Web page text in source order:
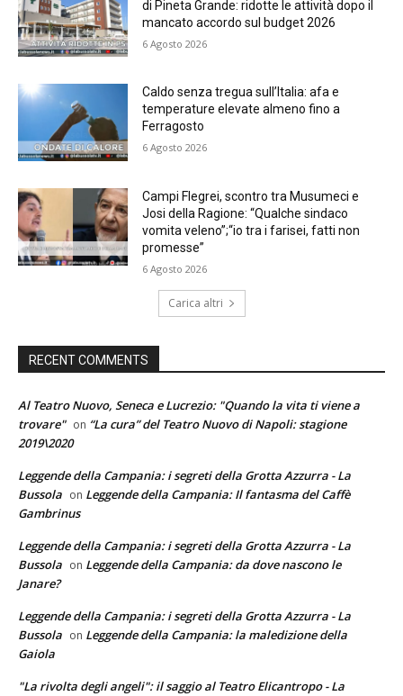
di Pineta Grande: ridotte le attività dopo il
mancato accordo sul budget 2026
6 Agosto 2026
Caldo senza tregua sull’Italia: afa e
temperature elevate almeno fino a
Ferragosto
6 Agosto 2026
Campi Flegrei, scontro tra Musumeci e
Josi della Ragione: “Qualche sindaco
vomita veleno”;“io tra i farisei, fatti non
promesse”
6 Agosto 2026
Carica altri
RECENT COMMENTS
Al Teatro Nuovo, Seneca e Lucrezio: "Quando la vita ti viene a
trovare" on “La cura” del Teatro Nuovo di Napoli: stagione
2019\2020
Leggende della Campania: i segreti della Grotta Azzurra - La
Bussola on Leggende della Campania: Il fantasma del Caffè
Gambrinus
Leggende della Campania: i segreti della Grotta Azzurra - La
Bussola on Leggende della Campania: da dove nascono le
Janare?
Leggende della Campania: i segreti della Grotta Azzurra - La
Bussola on Leggende della Campania: la maledizione della
Gaiola
"La rivolta degli angeli": il saggio al Teatro Elicantropo - La